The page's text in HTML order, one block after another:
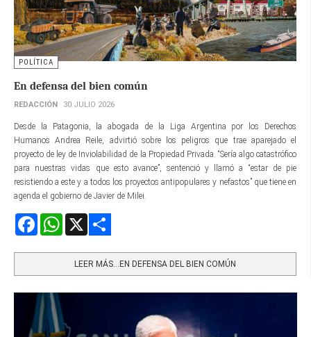
POLÍTICA
En defensa del bien común
REDACCIÓN 30 JULIO 2026
Desde la Patagonia, la abogada de la Liga Argentina por los Derechos
Humanos Andrea Reile, advirtió sobre los peligros que trae aparejado el
proyecto de ley de Inviolabilidad de la Propiedad Privada. “Sería algo catastrófico
para nuestras vidas que esto avance”, sentenció y llamó a “estar de pie
resistiendo a este y a todos los proyectos antipopulares y nefastos” que tiene en
agenda el gobierno de Javier de Milei.
FacebookWhatsApp
LEER MÁS…EN DEFENSA DEL BIEN COMÚN